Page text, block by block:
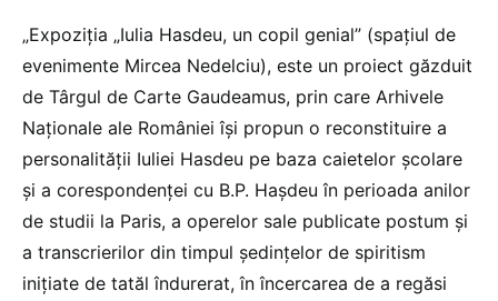
„Expoziția „Iulia Hasdeu, un copil genial” (spațiul de
evenimente Mircea Nedelciu), este un proiect găzduit
de Târgul de Carte Gaudeamus, prin care Arhivele
Naționale ale României își propun o reconstituire a
personalității Iuliei Hasdeu pe baza caietelor școlare
și a corespondenței cu B.P. Hașdeu în perioada anilor
de studii la Paris, a operelor sale publicate postum și
a transcrierilor din timpul ședințelor de spiritism
inițiate de tatăl îndurerat, în încercarea de a regăsi